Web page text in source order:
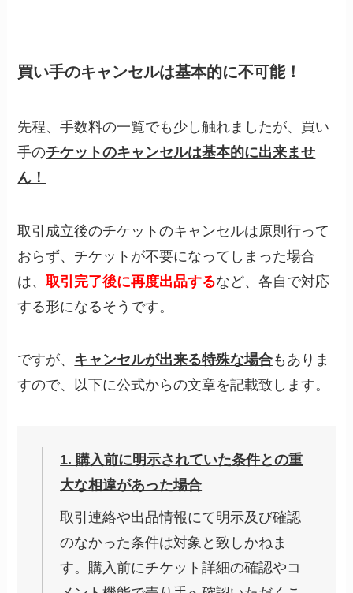
買い手のキャンセルは基本的に不可能！
先程、手数料の一覧でも少し触れましたが、買い
手のチケットのキャンセルは基本的に出来ませ
ん！
取引成立後のチケットのキャンセルは原則行って
おらず、チケットが不要になってしまった場合
は、取引完了後に再度出品するなど、各自で対応
する形になるそうです。
ですが、 キャンセルが出来る特殊な場合もありま
すので、以下に公式からの文章を記載致します。
1. 購入前に明示されていた条件との重
大な相違があった場合
取引連絡や出品情報にて明示及び確認
のなかった条件は対象と致しかねま
す。購入前にチケット詳細の確認やコ